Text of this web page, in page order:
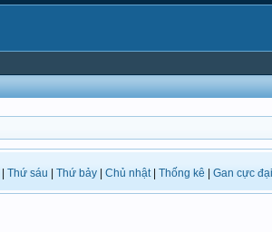
Thứ sáu Thứ bảy Chủ nhật| Thống kê Gan cực đại